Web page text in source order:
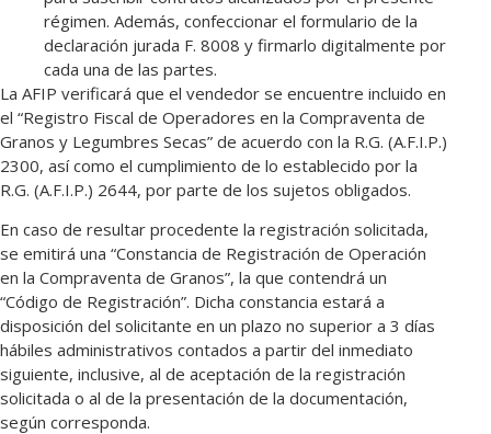
régimen. Además, confeccionar el formulario de la
declaración jurada F. 8008 y firmarlo digitalmente por
cada una de las partes.
La AFIP verificará que el vendedor se encuentre incluido en
el “Registro Fiscal de Operadores en la Compraventa de
Granos y Legumbres Secas” de acuerdo con la R.G. (A.F.I.P.)
2300, así como el cumplimiento de lo establecido por la
R.G. (A.F.I.P.) 2644, por parte de los sujetos obligados.
En caso de resultar procedente la registración solicitada,
se emitirá una “Constancia de Registración de Operación
en la Compraventa de Granos”, la que contendrá un
“Código de Registración”. Dicha constancia estará a
disposición del solicitante en un plazo no superior a 3 días
hábiles administrativos contados a partir del inmediato
siguiente, inclusive, al de aceptación de la registración
solicitada o al de la presentación de la documentación,
según corresponda.